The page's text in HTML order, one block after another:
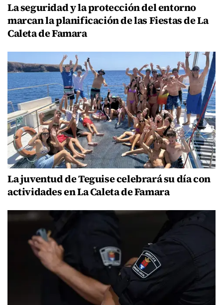
La seguridad y la protección del entorno
marcan la planificación de las Fiestas de La
Caleta de Famara
La juventud de Teguise celebrará su día con
actividades en La Caleta de Famara